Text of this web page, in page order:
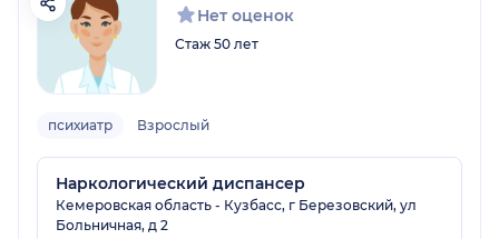
Нет оценок
Стаж 50 лет
психиатр Взрослый
Наркологический диспансер
Кемеровская область - Кузбасс, г Березовский, ул
Больничная, д 2